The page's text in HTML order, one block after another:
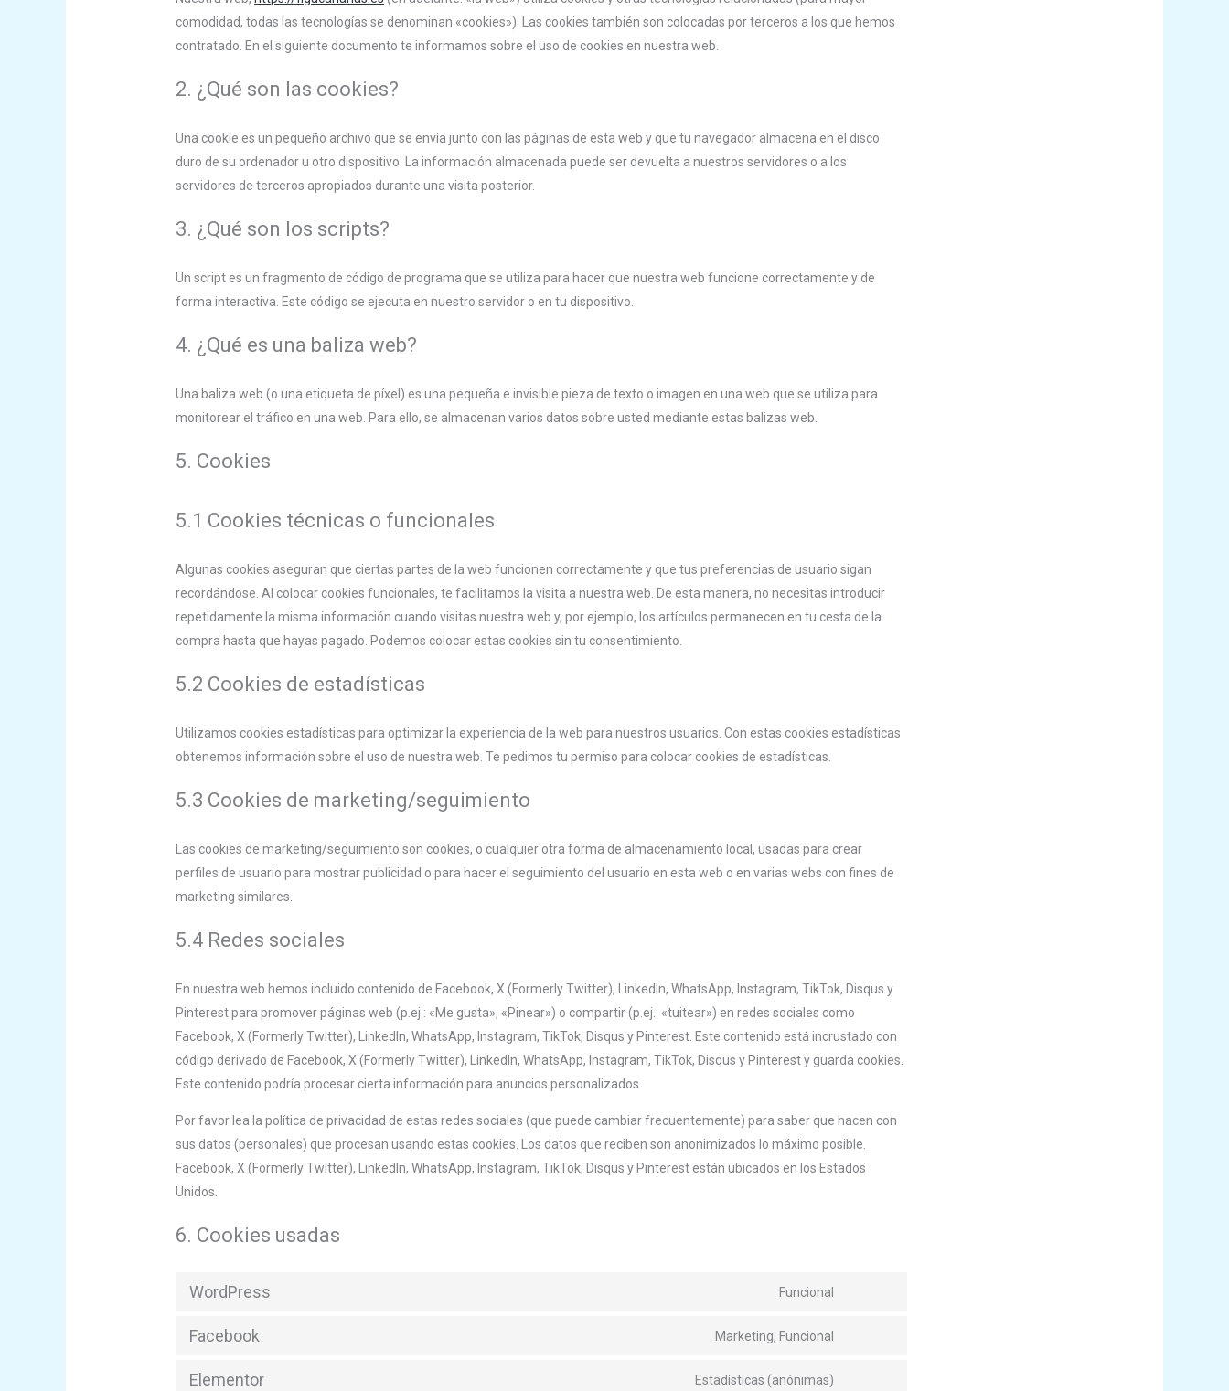
comodidad, todas las tecnologías se denominan «cookies»). Las cookies también son colocadas por terceros a los que hemos
contratado. En el siguiente documento te informamos sobre el uso de cookies en nuestra web.
2. ¿Qué son las cookies?
Una cookie es un pequeño archivo que se envía junto con las páginas de esta web y que tu navegador almacena en el disco
duro de su ordenador u otro dispositivo. La información almacenada puede ser devuelta a nuestros servidores o a los
servidores de terceros apropiados durante una visita posterior.
3. ¿Qué son los scripts?
Un script es un fragmento de código de programa que se utiliza para hacer que nuestra web funcione correctamente y de
forma interactiva. Este código se ejecuta en nuestro servidor o en tu dispositivo.
4. ¿Qué es una baliza web?
Una baliza web (o una etiqueta de píxel) es una pequeña e invisible pieza de texto o imagen en una web que se utiliza para
monitorear el tráfico en una web. Para ello, se almacenan varios datos sobre usted mediante estas balizas web.
5. Cookies
5.1 Cookies técnicas o funcionales
Algunas cookies aseguran que ciertas partes de la web funcionen correctamente y que tus preferencias de usuario sigan
recordándose. Al colocar cookies funcionales, te facilitamos la visita a nuestra web. De esta manera, no necesitas introducir
repetidamente la misma información cuando visitas nuestra web y, por ejemplo, los artículos permanecen en tu cesta de la
compra hasta que hayas pagado. Podemos colocar estas cookies sin tu consentimiento.
5.2 Cookies de estadísticas
Utilizamos cookies estadísticas para optimizar la experiencia de la web para nuestros usuarios. Con estas cookies estadísticas
obtenemos información sobre el uso de nuestra web. Te pedimos tu permiso para colocar cookies de estadísticas.
5.3 Cookies de marketing/seguimiento
Las cookies de marketing/seguimiento son cookies, o cualquier otra forma de almacenamiento local, usadas para crear
perfiles de usuario para mostrar publicidad o para hacer el seguimiento del usuario en esta web o en varias webs con fines de
marketing similares.
5.4 Redes sociales
En nuestra web hemos incluido contenido de Facebook, X (Formerly Twitter), LinkedIn, WhatsApp, Instagram, TikTok, Disqus y
Pinterest para promover páginas web (p.ej.: «Me gusta», «Pinear») o compartir (p.ej.: «tuitear») en redes sociales como
Facebook, X (Formerly Twitter), LinkedIn, WhatsApp, Instagram, TikTok, Disqus y Pinterest. Este contenido está incrustado con
código derivado de Facebook, X (Formerly Twitter), LinkedIn, WhatsApp, Instagram, TikTok, Disqus y Pinterest y guarda cookies.
Este contenido podría procesar cierta información para anuncios personalizados.
Por favor lea la política de privacidad de estas redes sociales (que puede cambiar frecuentemente) para saber que hacen con
sus datos (personales) que procesan usando estas cookies. Los datos que reciben son anonimizados lo máximo posible.
Facebook, X (Formerly Twitter), LinkedIn, WhatsApp, Instagram, TikTok, Disqus y Pinterest están ubicados en los Estados
Unidos.
6. Cookies usadas
WordPress Funcional
Facebook Marketing, Funcional
Elementor Estadísticas (anónimas)